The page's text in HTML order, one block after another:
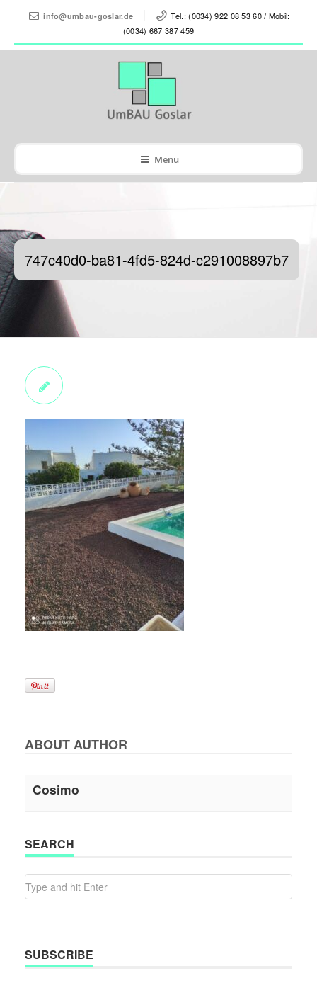
info@umbau-goslar.de
Tel.: (0034) 922 08 53 60 / Mobil:
(0034) 667 387 459
Menu
747c40d0-ba81-4fd5-824d-c291008897b7
ABOUT AUTHOR
Cosimo
SEARCH
SUBSCRIBE